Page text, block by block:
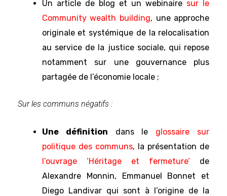
Un article de blog et un webinaire sur le
Community wealth building, une approche
originale et systémique de la relocalisation
au service de la justice sociale, qui repose
notamment sur une gouvernance plus
partagée de l’économie locale ;
Sur les communs négatifs :
Une définition dans le glossaire sur
politique des communs, la présentation de
l’ouvrage ‘Héritage et fermeture’ de
Alexandre Monnin, Emmanuel Bonnet et
Diego Landivar qui sont à l’origine de la